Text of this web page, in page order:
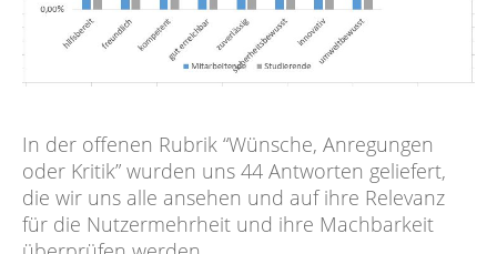
In der offenen Rubrik “Wünsche, Anregungen
oder Kritik” wurden uns 44 Antworten geliefert,
die wir uns alle ansehen und auf ihre Relevanz
für die Nutzermehrheit und ihre Machbarkeit